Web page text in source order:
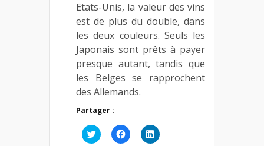
Etats-Unis, la valeur des vins
est de plus du double, dans
les deux couleurs. Seuls les
Japonais sont prêts à payer
presque autant, tandis que
les Belges se rapprochent
des Allemands.
Partager :
Cliquez
pour
Cliquez
pour
Cliquez
pour